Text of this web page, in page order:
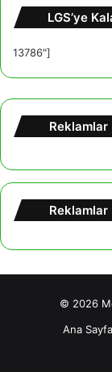
LGS’ye
13786"]
Reklamlar
Reklamlar
© 2026
Ana Sayfa